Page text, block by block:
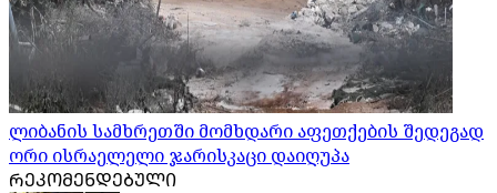
ლიბანის სამხრეთში მომხდარი აფეთქების შედეგად
ორი ისრაელელი ჯარისკაცი დაიღუპა
ᲠᲔᲙᲝᲛᲔᲜᲓᲔᲑᲣᲚᲘ